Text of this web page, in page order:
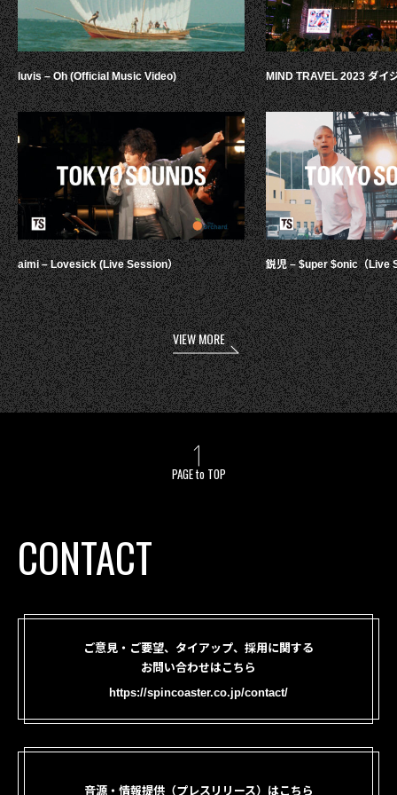
luvis – Oh (Official Music Video)
aimi – Lovesick (Live Session）
MIND TRAVEL 2023 ダイ
鋭児 – $uper $onic（Live
VIEW MORE
PAGE to TOP
CONTACT
ご意見・ご要望、タイアップ、採用に関する
お問い合わせはこちら
https://spincoaster.co.jp/contact/
音源・情報提供（プレスリリース）はこちら